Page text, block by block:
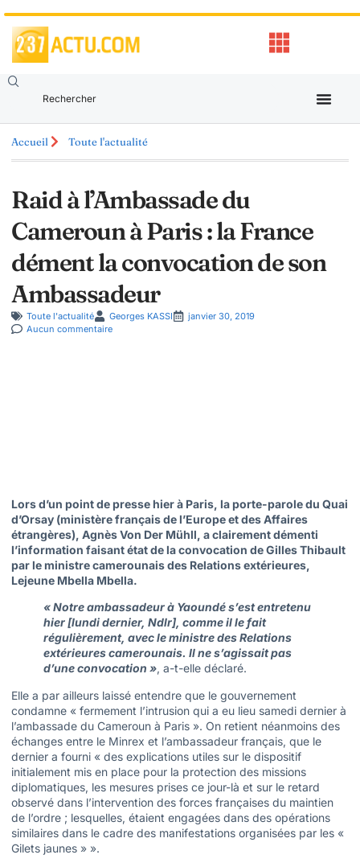
Accueil Toute l'actualité
Raid à l’Ambassade du
Cameroun à Paris : la France
dément la convocation de son
Ambassadeur
Toute l'actualité Georges KASSI
janvier 30, 2019
Aucun commentaire
Lors d’un point de presse hier à Paris, la porte-parole du Quai
d’Orsay (ministère français de l’Europe et des Affaires
étrangères), Agnès Von Der Mühll, a clairement démenti
l’information faisant état de la convocation de Gilles Thibault
par le ministre camerounais des Relations extérieures,
Lejeune Mbella Mbella.
« Notre ambassadeur à Yaoundé s’est entretenu
hier [lundi dernier, Ndlr], comme il le fait
régulièrement, avec le ministre des Relations
extérieures camerounais. Il ne s’agissait pas
d’une convocation », a-t-elle déclaré.
Elle a par ailleurs laissé entendre que le gouvernement
condamne « fermement l’intrusion qui a eu lieu samedi dernier à
l’ambassade du Cameroun à Paris ». On retient néanmoins des
échanges entre le Minrex et l’ambassadeur français, que le
dernier a fourni « des explications utiles sur le dispositif
initialement mis en place pour la protection des missions
diplomatiques, les mesures prises ce jour-là et sur le retard
observé dans l’intervention des forces françaises du maintien
de l’ordre ; lesquelles, étaient engagées dans des opérations
similaires dans le cadre des manifestations organisées par les «
Gilets jaunes » ».